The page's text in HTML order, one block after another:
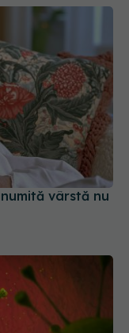
vârstă nu